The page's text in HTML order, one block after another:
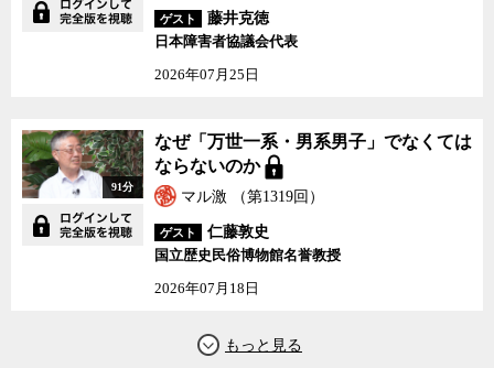
ゲスト
藤井克徳
日本障害者協議会代表
2026年07月25日
91分
なぜ「万世一系・男系男子」でなくては
ならないのか
マル激 （第1319回）
ゲスト
仁藤敦史
国立歴史民俗博物館名誉教授
2026年07月18日